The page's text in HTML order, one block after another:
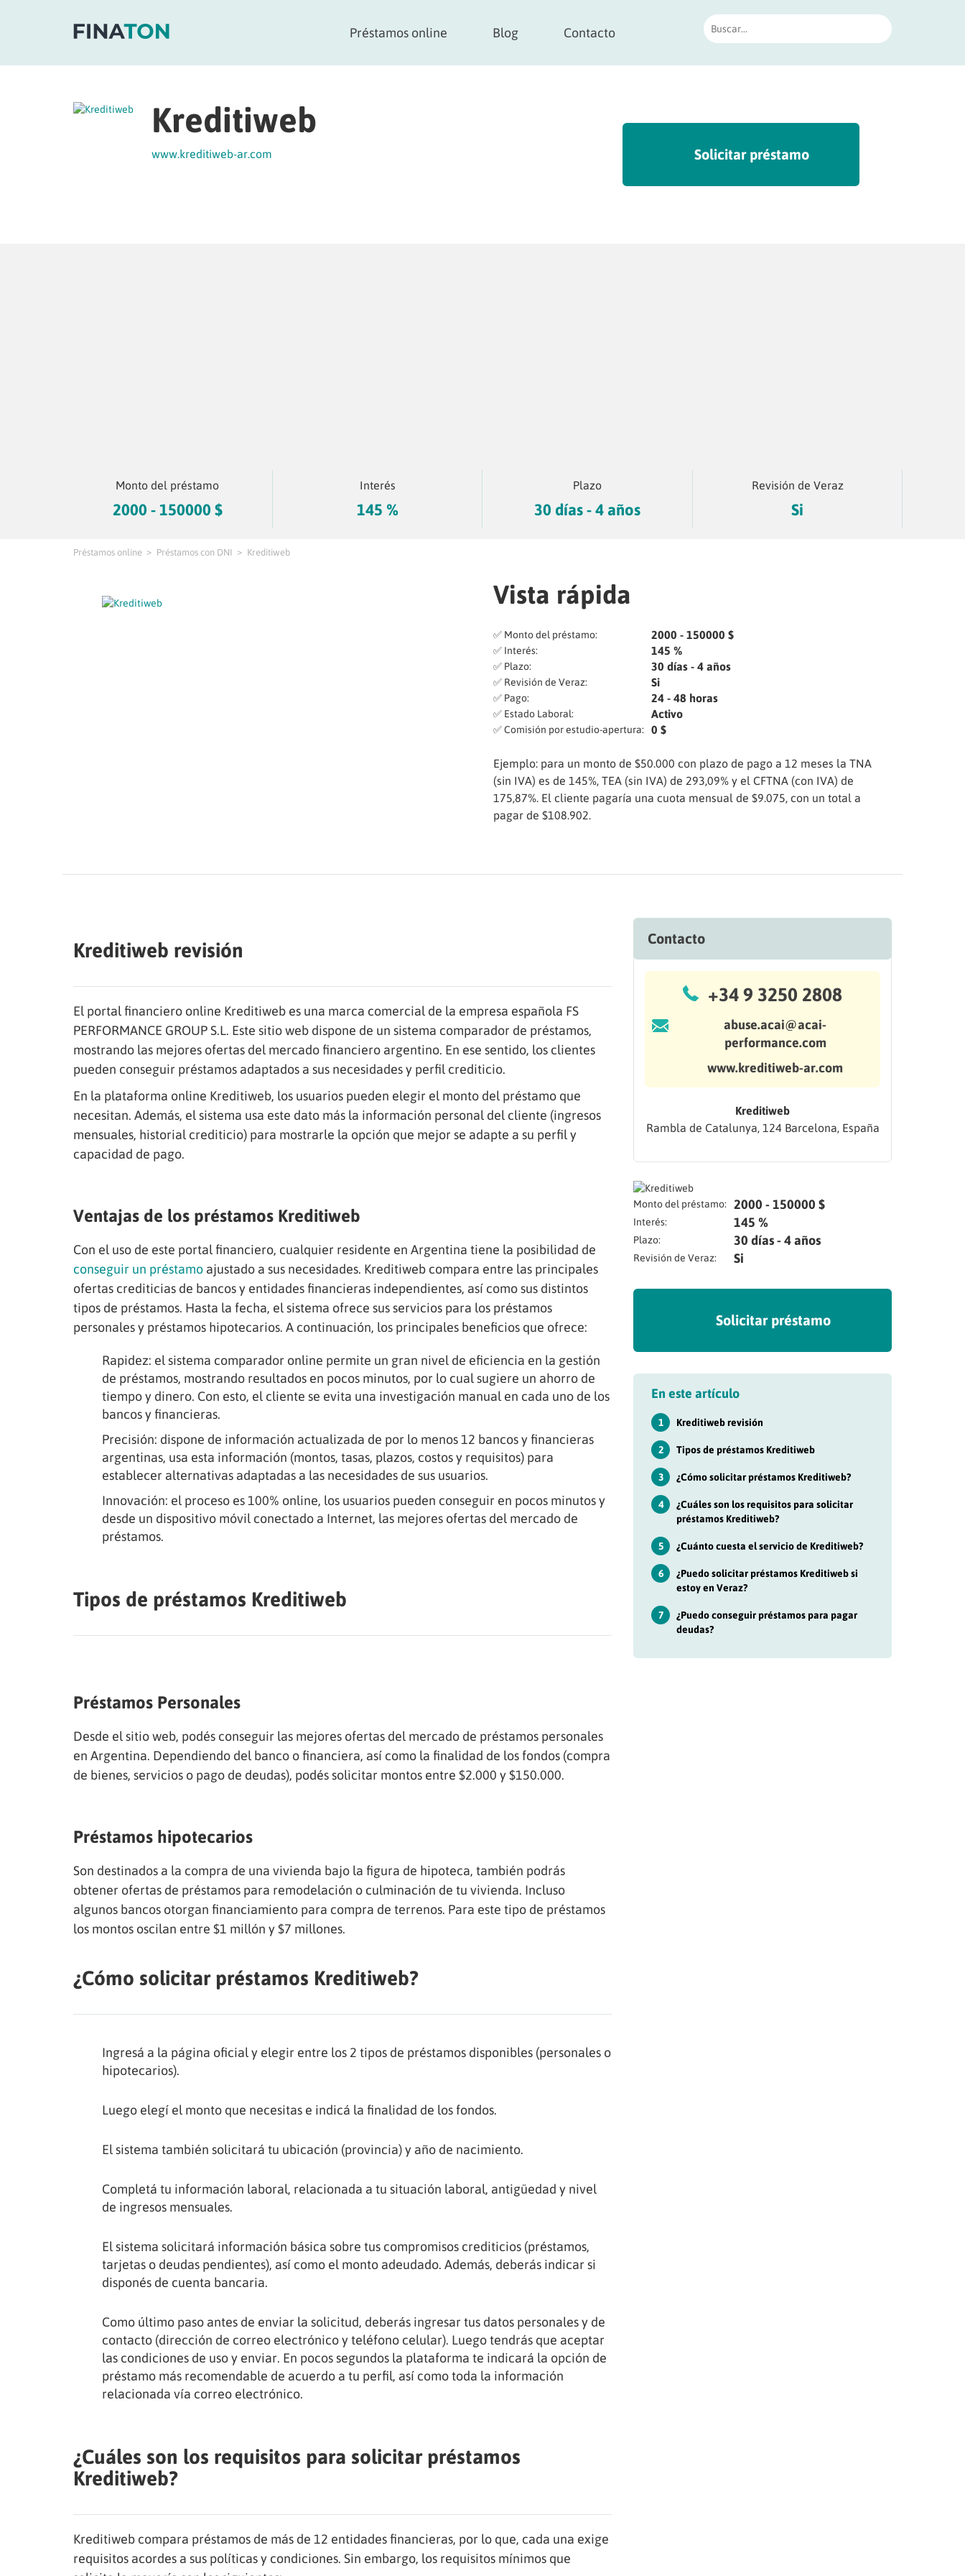
Préstamos online Blog Contacto
Kreditiweb
www.kreditiweb-ar.com Solicitar préstamo
Monto del préstamo
2000 - 150000 $
Interés
145 %
Plazo
30 días - 4 años
Revisión de Veraz
Si
Préstamos online Préstamos con DNI Kreditiweb
Vista rápida
✅ Monto del préstamo: 2000 - 150000 $
✅ Interés: 145 %
✅ Plazo: 30 días - 4 años
✅ Revisión de Veraz: Si
✅ Pago: 24 - 48 horas
✅ Estado Laboral: Activo
✅ Comisión por estudio-apertura: 0 $
Ejemplo: para un monto de $50.000 con plazo de pago a 12 meses la TNA
(sin IVA) es de 145%, TEA (sin IVA) de 293,09% y el CFTNA (con IVA) de
175,87%. El cliente pagaría una cuota mensual de $9.075, con un total a
pagar de $108.902.
Kreditiweb revisión
El portal financiero online Kreditiweb es una marca comercial de la empresa española FS
PERFORMANCE GROUP S.L. Este sitio web dispone de un sistema comparador de préstamos,
mostrando las mejores ofertas del mercado financiero argentino. En ese sentido, los clientes
pueden conseguir préstamos adaptados a sus necesidades y perfil crediticio.
En la plataforma online Kreditiweb, los usuarios pueden elegir el monto del préstamo que
necesitan. Además, el sistema usa este dato más la información personal del cliente (ingresos
mensuales, historial crediticio) para mostrarle la opción que mejor se adapte a su perfil y
capacidad de pago.
Ventajas de los préstamos Kreditiweb
Con el uso de este portal financiero, cualquier residente en Argentina tiene la posibilidad de
conseguir un préstamo ajustado a sus necesidades. Kreditiweb compara entre las principales
ofertas crediticias de bancos y entidades financieras independientes, así como sus distintos
tipos de préstamos. Hasta la fecha, el sistema ofrece sus servicios para los préstamos
personales y préstamos hipotecarios. A continuación, los principales beneficios que ofrece:
Rapidez: el sistema comparador online permite un gran nivel de eficiencia en la gestión
de préstamos, mostrando resultados en pocos minutos, por lo cual sugiere un ahorro de
tiempo y dinero. Con esto, el cliente se evita una investigación manual en cada uno de los
bancos y financieras.
Precisión: dispone de información actualizada de por lo menos 12 bancos y financieras
argentinas, usa esta información (montos, tasas, plazos, costos y requisitos) para
establecer alternativas adaptadas a las necesidades de sus usuarios.
Innovación: el proceso es 100% online, los usuarios pueden conseguir en pocos minutos y
desde un dispositivo móvil conectado a Internet, las mejores ofertas del mercado de
préstamos.
Tipos de préstamos Kreditiweb
Préstamos Personales
Desde el sitio web, podés conseguir las mejores ofertas del mercado de préstamos personales
en Argentina. Dependiendo del banco o financiera, así como la finalidad de los fondos (compra
de bienes, servicios o pago de deudas), podés solicitar montos entre $2.000 y $150.000.
Préstamos hipotecarios
Son destinados a la compra de una vivienda bajo la figura de hipoteca, también podrás
obtener ofertas de préstamos para remodelación o culminación de tu vivienda. Incluso
algunos bancos otorgan financiamiento para compra de terrenos. Para este tipo de préstamos
los montos oscilan entre $1 millón y $7 millones.
¿Cómo solicitar préstamos Kreditiweb?
Ingresá a la página oficial y elegir entre los 2 tipos de préstamos disponibles (personales o
hipotecarios).
Luego elegí el monto que necesitas e indicá la finalidad de los fondos.
El sistema también solicitará tu ubicación (provincia) y año de nacimiento.
Completá tu información laboral, relacionada a tu situación laboral, antigüedad y nivel
de ingresos mensuales.
El sistema solicitará información básica sobre tus compromisos crediticios (préstamos,
tarjetas o deudas pendientes), así como el monto adeudado. Además, deberás indicar si
disponés de cuenta bancaria.
Como último paso antes de enviar la solicitud, deberás ingresar tus datos personales y de
contacto (dirección de correo electrónico y teléfono celular). Luego tendrás que aceptar
las condiciones de uso y enviar. En pocos segundos la plataforma te indicará la opción de
préstamo más recomendable de acuerdo a tu perfil, así como toda la información
relacionada vía correo electrónico.
¿Cuáles son los requisitos para solicitar préstamos
Kreditiweb?
Kreditiweb compara préstamos de más de 12 entidades financieras, por lo que, cada una exige
requisitos acordes a sus políticas y condiciones. Sin embargo, los requisitos mínimos que
Contacto
+34 9 3250 2808
abuse.acai@acai-
performance.com
www.kreditiweb-ar.com
Kreditiweb
Rambla de Catalunya, 124 Barcelona, España
Monto del préstamo: 2000 - 150000 $
Interés: 145 %
Plazo: 30 días - 4 años
Revisión de Veraz: Si
Solicitar préstamo
En este artículo
1 Kreditiweb revisión
2 Tipos de préstamos Kreditiweb
3 ¿Cómo solicitar préstamos Kreditiweb?
4
¿Cuáles son los requisitos para solicitar
préstamos Kreditiweb?
5 ¿Cuánto cuesta el servicio de Kreditiweb?
6
¿Puedo solicitar préstamos Kreditiweb si
estoy en Veraz?
7
¿Puedo conseguir préstamos para pagar
deudas?